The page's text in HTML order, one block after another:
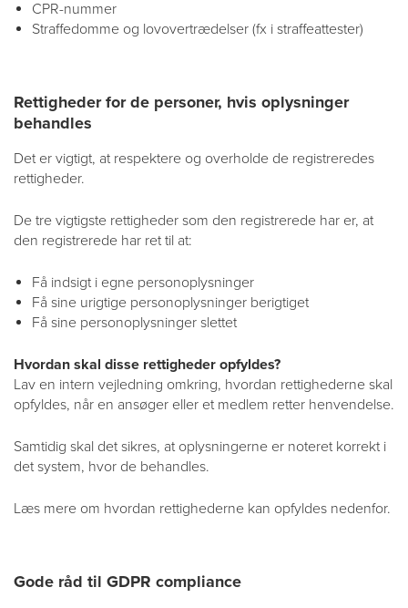
CPR-nummer
Straffedomme og lovovertrædelser (fx i straffeattester)
Rettigheder for de personer, hvis oplysninger
behandles
Det er vigtigt, at respektere og overholde de registreredes
rettigheder.
De tre vigtigste rettigheder som den registrerede har er, at
den registrerede har ret til at:
Få indsigt i egne personoplysninger
Få sine urigtige personoplysninger berigtiget
Få sine personoplysninger slettet
Hvordan skal disse rettigheder opfyldes?
Lav en intern vejledning omkring, hvordan rettighederne skal
opfyldes, når en ansøger eller et medlem retter henvendelse.
Samtidig skal det sikres, at oplysningerne er noteret korrekt i
det system, hvor de behandles.
Læs mere om hvordan rettighederne kan opfyldes nedenfor.
Gode råd til GDPR compliance